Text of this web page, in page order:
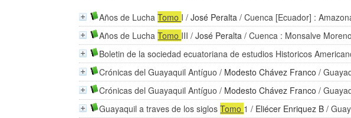
Años de LuchaTomo I /José Peralta / Cuenca [Ecuador] :
Años de LuchaTomo III /José Peralta / Cuenca : Monsalve
Boletin de la sociedad ecuatoriana de estudios Historicos
Crónicas del Guayaquil Antíguo / Modesto Chávez Franco /
Crónicas del Guayaquil Antíguo / Modesto Chávez Franco /
Guayaquil a traves de los siglosTomo 1 / Eliécer Enriquez B /